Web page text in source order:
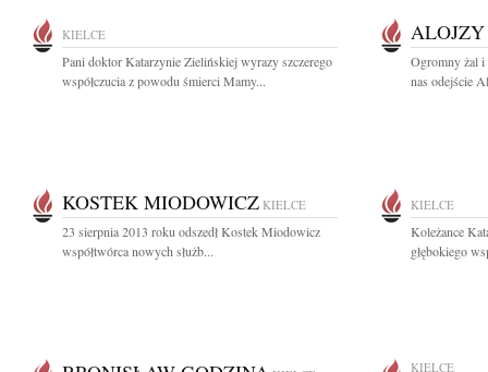
KIELCE
Pani doktor Katarzynie Zielińskiej wyrazy szczerego
współczucia z powodu śmierci Mamy...
Ogromny żal i
nas odejście
KOSTEK MIODOWICZ KIELCE
23 sierpnia 2013 roku odszedł Kostek Miodowicz
współtwórca nowych służb...
KIELCE
Koleżance
głębokiego
KIELCE